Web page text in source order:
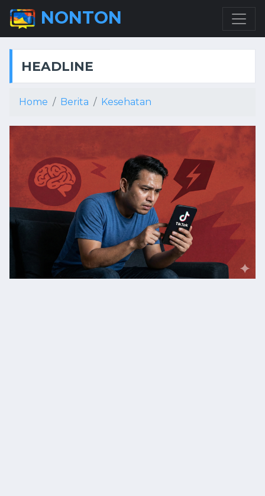
NONTON
HEADLINE
Home Berita Kesehatan